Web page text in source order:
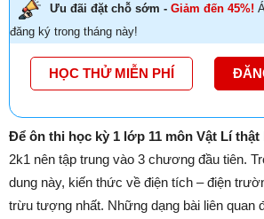
Ưu đãi đặt chỗ sớm - Giảm đến 45%!
đăng ký trong tháng này!
HỌC THỬ MIỄN PHÍ
Để ôn thi học kỳ 1 lớp 11 môn Vật Lí thật
2k1 nên tập trung vào 3 chương đầu tiên.
dung này, kiến thức về điện tích – điện
trừu tượng nhất. Những dạng bài liên quan